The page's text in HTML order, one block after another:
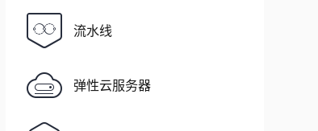
流水线
弹性云服务器